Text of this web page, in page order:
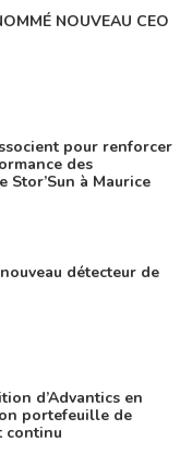
NOUVEAU CEO
pour renforcer
des
Stor’Sun à Maurice
détecteur de
d’Advantics en
portefeuille de
continu